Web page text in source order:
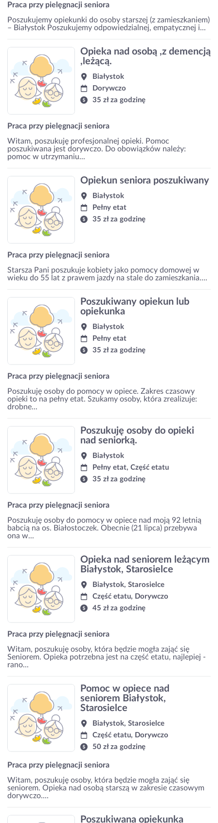
Praca przy pielęgnacji seniora
Poszukujemy opiekunki do osoby starszej (z zamieszkaniem)
– Białystok Poszukujemy odpowiedzialnej, empatycznej i...
Opieka nad osobą ,z demencją
,leżącą.
Białystok
Dorywczo
35 zł za godzinę
Praca przy pielęgnacji seniora
Witam, poszukuję profesjonalnej opieki. Pomoc
poszukiwana jest dorywczo. Do obowiązków należy:
pomoc w utrzymaniu...
Opiekun seniora poszukiwany
Białystok
Pełny etat
35 zł za godzinę
Praca przy pielęgnacji seniora
Starsza Pani poszukuje kobiety jako pomocy domowej w
wieku do 55 lat z prawem jazdy na stale do zamieszkania....
Poszukiwany opiekun lub
opiekunka
Białystok
Pełny etat
35 zł za godzinę
Praca przy pielęgnacji seniora
Poszukuję osoby do pomocy w opiece. Zakres czasowy
opieki to na pełny etat. Szukamy osoby, która zrealizuje:
drobne...
Poszukuję osoby do opieki
nad seniorką.
Białystok
Pełny etat, Część etatu
35 zł za godzinę
Praca przy pielęgnacji seniora
Poszukuję osoby do pomocy w opiece nad moją 92 letnią
babcią na os. Białostoczek. Obecnie (21 lipca) przebywa
ona w...
Opieka nad seniorem leżącym
Białystok, Starosielce
Białystok, Starosielce
Część etatu, Dorywczo
45 zł za godzinę
Praca przy pielęgnacji seniora
Witam, poszukuję osoby, która będzie mogła zająć się
Seniorem. Opieka potrzebna jest na część etatu, najlepiej -
rano...
Pomoc w opiece nad
seniorem Białystok,
Starosielce
Białystok, Starosielce
Część etatu, Dorywczo
50 zł za godzinę
Praca przy pielęgnacji seniora
Witam, poszukuję osoby, która będzie mogła zająć się
seniorem. Opieka nad osobą starszą w zakresie czasowym
dorywczo....
Poszukiwana opiekunka